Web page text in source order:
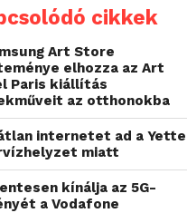
cikkek
Art Store
elhozza az Art
Paris kiállítás
az otthonokba
internetet ad a
miatt
kínálja az 5G-
a Vodafone